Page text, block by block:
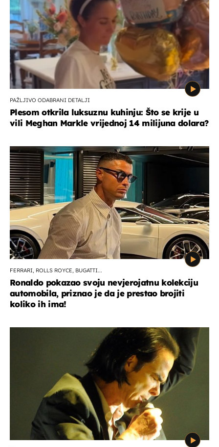
PAŽLJIVO ODABRANI DETALJI
Plesom otkrila luksuznu kuhinju: Što se krije u
vili Meghan Markle vrijednoj 14 milijuna dolara?
FERRARI, ROLLS ROYCE, BUGATTI...
Ronaldo pokazao svoju nevjerojatnu kolekciju
automobila, priznao je da je prestao brojiti
koliko ih ima!